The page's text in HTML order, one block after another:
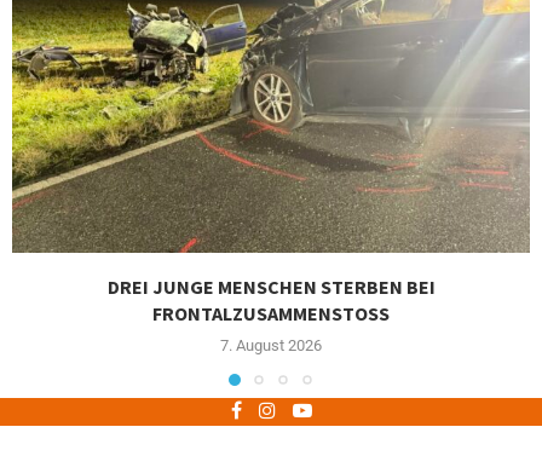
DREI JUNGE MENSCHEN STERBEN BEI
FRONTALZUSAMMENSTOSS
7. August 2026